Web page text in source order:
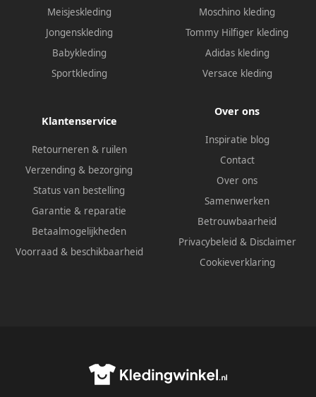
Meisjeskleding
Jongenskleding
Babykleding
Sportkleding
Moschino kleding
Tommy Hilfiger kleding
Adidas kleding
Versace kleding
Klantenservice
Retourneren & ruilen
Verzending & bezorging
Status van bestelling
Garantie & reparatie
Betaalmogelijkheden
Voorraad & beschikbaarheid
Over ons
Inspiratie blog
Contact
Over ons
Samenwerken
Betrouwbaarheid
Privacybeleid & Disclaimer
Cookieverklaring